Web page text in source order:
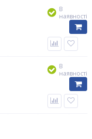
В
наявності
В
наявності